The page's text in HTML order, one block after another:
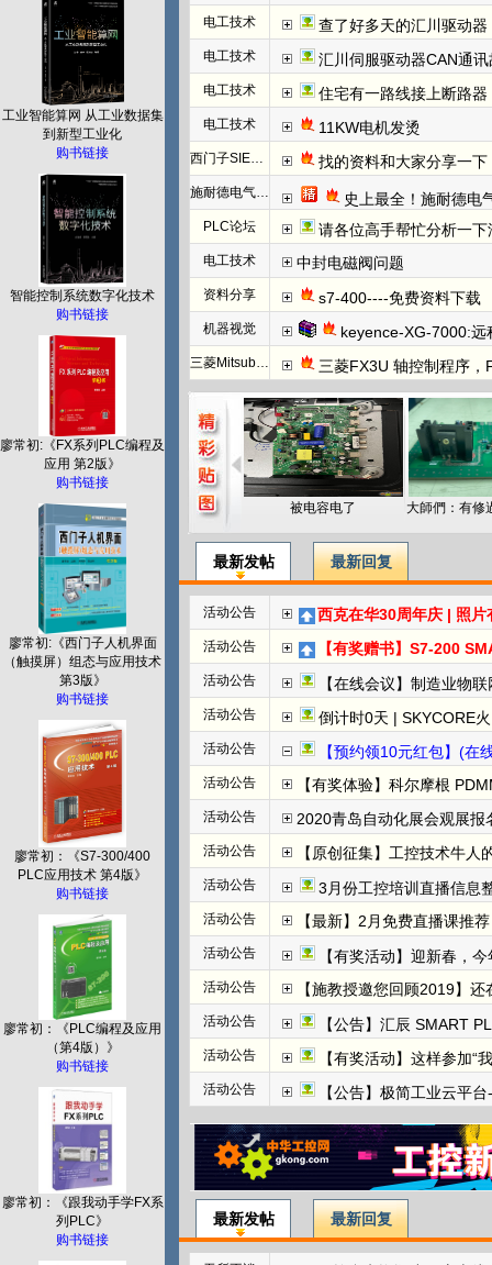
工业智能算网 从工业数据集
到新型工业化
购书链接
智能控制系统数字化技术
购书链接
廖常初:《FX系列PLC编程及
应用 第2版》
购书链接
廖常初:《西门子人机界面
（触摸屏）组态与应用技术
第3版》
购书链接
廖常初：《S7-300/400
PLC应用技术 第4版》
购书链接
廖常初：《PLC编程及应用
（第4版）》
购书链接
廖常初：《跟我动手学FX系
列PLC》
购书链接
电工技术 查了好多天的汇川驱动
电工技术 汇川伺服驱动器CAN通讯
电工技术 住宅有一路线接上断路
电工技术 11KW电机发烫
西门子SIEMENS 找的资料和大家分享一下：西门子
施耐德电气PLC 史上最全！施耐德电
PLC论坛 请各位高手帮忙分析一下汇川（
电工技术 中封电磁阀问题
资料分享 s7-400----免费资料下载
机器视觉 keyence-XG-7000:远
三菱Mitsubishi 三菱FX3U 轴控制程序，
被电容电了
最新发帖 最新回复
活动公告 西克在华30周年庆 | 照片
活动公告 【有奖赠书】S7-200 SMART
活动公告 【在线会议】制造业物
活动公告 倒计时0天 | SKYCORE火山湖超级工厂全
活动公告 【预约领10元红包】(在线直播)福
活动公告 【有奖体验】科尔摩根
活动公告 2020青岛自动化展会观展报名
活动公告 【原创征集】工控技术牛
活动公告 3月份工控培训直播信息整
活动公告 【最新】2月免费直播课推
活动公告 【有奖活动】迎新春，
活动公告 【施教授邀您回顾2019】
活动公告 【公告】汇辰 SMART
活动公告 【有奖活动】这样参加“
活动公告 【公告】极简工业云平台-
最新发帖 最新回复